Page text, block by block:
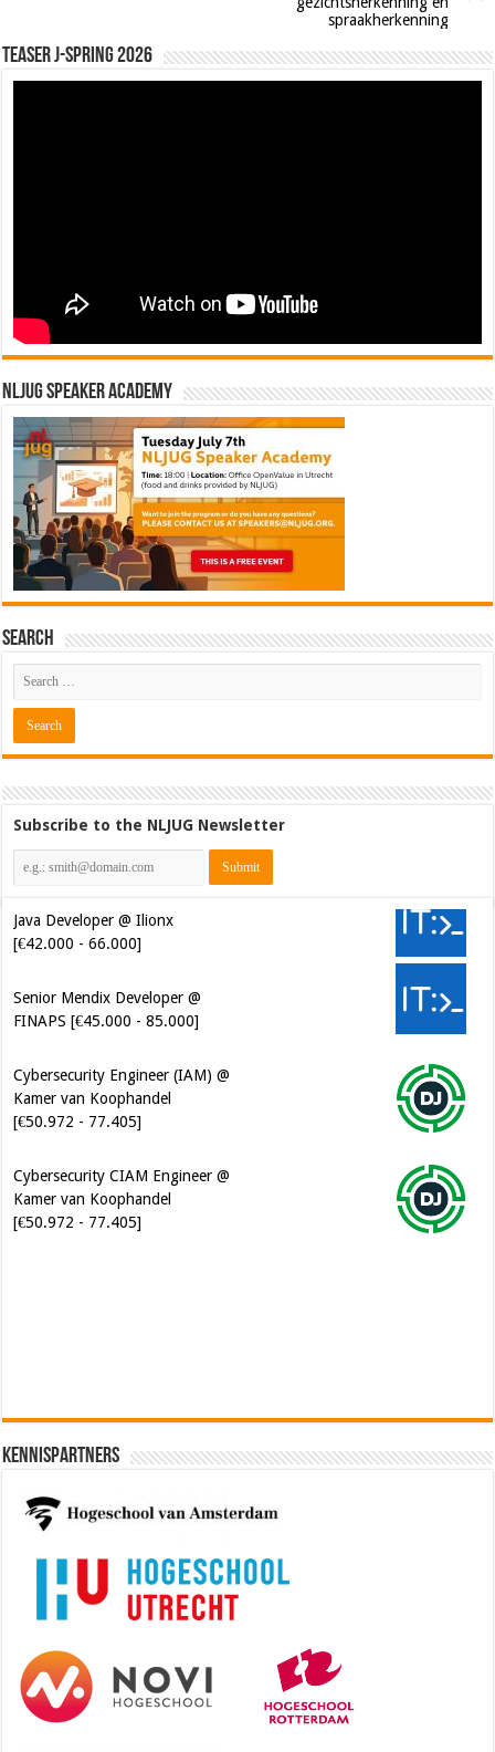
spraakherkenning
Teaser J-Spring 2026
NLJUG Speaker Academy
Search
Subscribe to the NLJUG Newsletter
Java Developer @ Ilionx
[€42.000 - 66.000]
Senior Mendix Developer @
FINAPS [€45.000 - 85.000]
Cybersecurity Engineer (IAM) @
Kamer van Koophandel
[€50.972 - 77.405]
Cybersecurity CIAM Engineer @
Kamer van Koophandel
[€50.972 - 77.405]
Kennispartners